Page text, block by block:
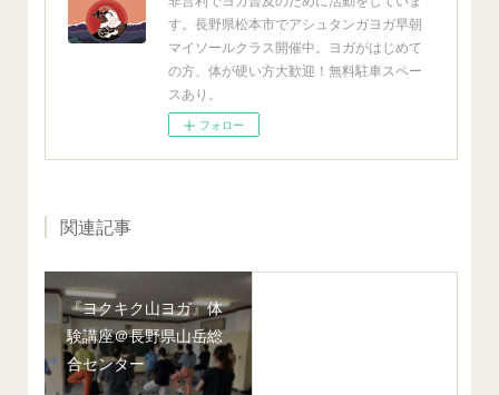
す。長野県松本市でアシュタンガヨガ早朝
マイソールクラス開催中。ヨガがはじめて
の方、体が硬い方大歓迎！無料駐車スペー
スあり。
フォロー
関連記事
『ヨクキク山ヨガ』体
験講座＠長野県山岳総
合センター